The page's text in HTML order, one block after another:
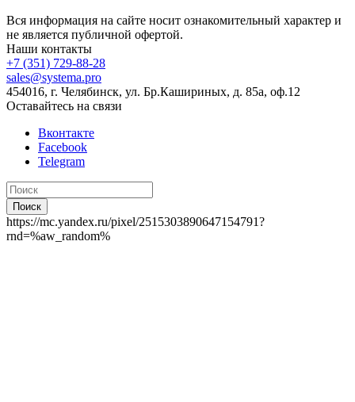
Вся информация на сайте носит ознакомительный характер и
не является публичной офертой.
Наши контакты
+7 (351) 729-88-28
sales@systema.pro
454016, г. Челябинск, ул. Бр.Кашириных, д. 85а, оф.12
Оставайтесь на связи
Вконтакте
Facebook
Telegram
Поиск
https://mc.yandex.ru/pixel/2515303890647154791?
rnd=%aw_random%